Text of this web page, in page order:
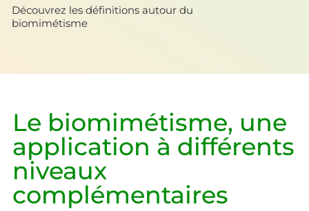
Découvrez les définitions autour du
biomimétisme
Le biomimétisme, une
application à différents
niveaux
complémentaires